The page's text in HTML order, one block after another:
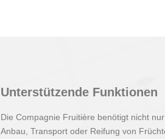
Unterstützende Funktionen
Die Compagnie Fruitière benötigt nicht
Anbau, Transport oder Reifung von